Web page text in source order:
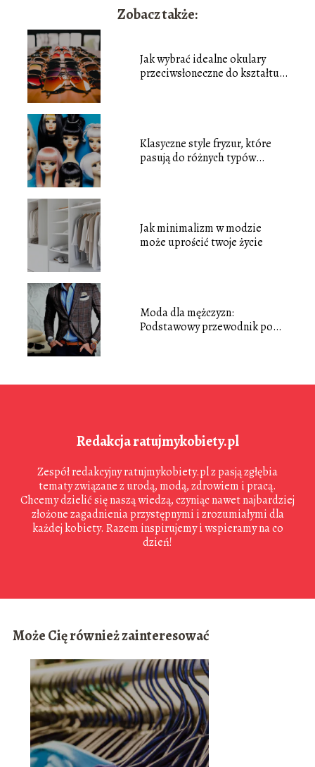
Zobacz także:
Jak wybrać idealne okulary
przeciwsłoneczne do kształtu
Klasyczne style fryzur, które
pasują do różnych typów
Jak minimalizm w modzie
może uprościć twoje życie
Moda dla mężczyzn:
Podstawowy przewodnik po
Redakcja ratujmykobiety.pl
Zespół redakcyjny ratujmykobiety.pl z pasją zgłębia
tematy związane z urodą, modą, zdrowiem i pracą.
Chcemy dzielić się naszą wiedzą, czyniąc nawet najbardziej
złożone zagadnienia przystępnymi i zrozumiałymi dla
każdej kobiety. Razem inspirujemy i wspieramy na co
dzień!
Może Cię również zainteresować